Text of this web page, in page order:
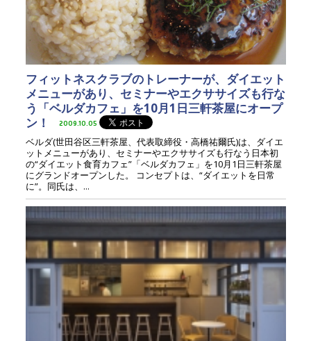
フィットネスクラブのトレーナーが、ダイエット
メニューがあり、セミナーやエクササイズも行な
う「ベルダカフェ」を10月1日三軒茶屋にオープ
ン！
2009.10.05
ベルダ(世田谷区三軒茶屋、代表取締役・高橋祐爾氏)は、ダイエ
ットメニューがあり、セミナーやエクササイズも行なう日本初
の“ダイエット食育カフェ”「ベルダカフェ」を10月1日三軒茶屋
にグランドオープンした。 コンセプトは、“ダイエットを日常
に”。同氏は、...